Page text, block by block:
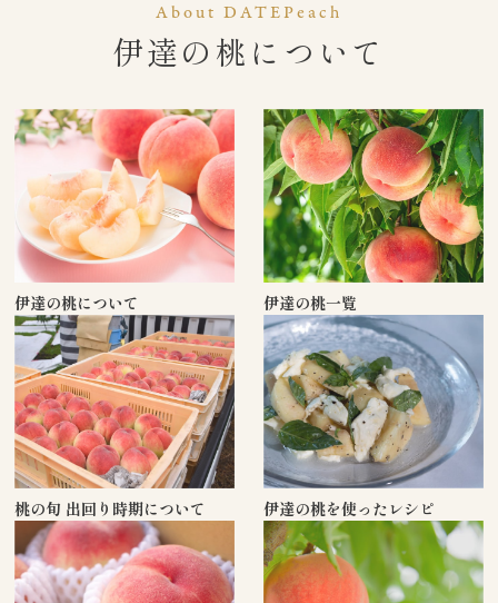
About DATEPeach
伊達の桃について
伊達の桃について 伊達の桃一覧
桃の旬 出回り時期について 伊達の桃を使ったレシピ